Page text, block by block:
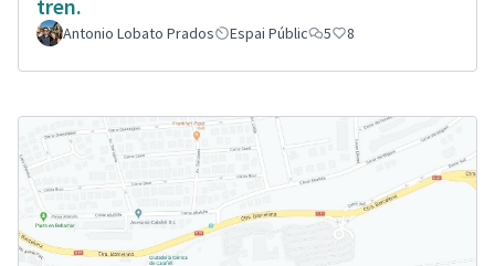
tren.
Antonio Lobato Prados Espai Públic 5 8